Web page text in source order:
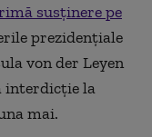
susținere pe
prezidențiale
von der Leyen
interdicție la
mai.